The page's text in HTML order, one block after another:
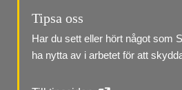
Tipsa oss
Har du sett eller hört något som
ha nytta av i arbetet för att